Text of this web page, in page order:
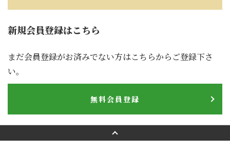
新規会員登録はこちら
まだ会員登録がお済みでない方はこちらからご登録下さ
い。
無料会員登録